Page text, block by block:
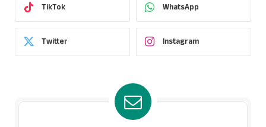
TikTok WhatsApp
Twitter Instagram